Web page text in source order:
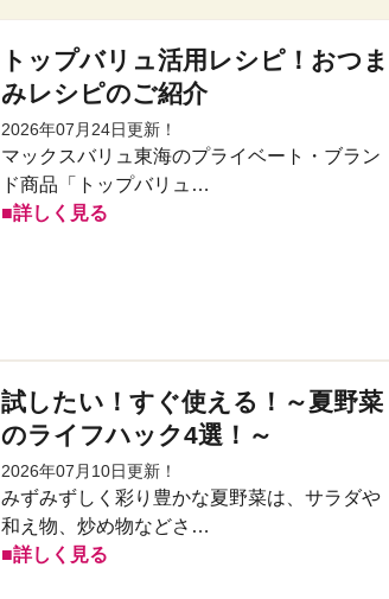
トップバリュ活用レシピ！おつま
みレシピのご紹介
2026年07月24日更新！
マックスバリュ東海のプライベート・ブラン
ド商品「トップバリュ…
詳しく見る
試したい！すぐ使える！～夏野菜
のライフハック4選！～
2026年07月10日更新！
みずみずしく彩り豊かな夏野菜は、サラダや
和え物、炒め物などさ…
詳しく見る